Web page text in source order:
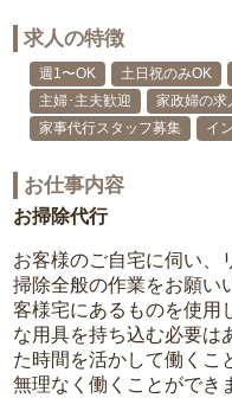
求人の特徴
週1〜OK 土日祝のみOK
主婦･主夫歓迎
家政婦の求
家事代行スタッフ募集
イ
お仕事内容
お掃除代行
お客様のご自宅に伺い、
掃除全般の作業をお願い
客様宅にあるものを使用
な用具を持ち込む必要は
た時間を活かして働くこ
無理なく働くことができ